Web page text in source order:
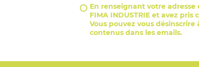
En renseignant votre
FIMA INDUSTRIE et avez
Vous pouvez vous
contenus dans les emails.